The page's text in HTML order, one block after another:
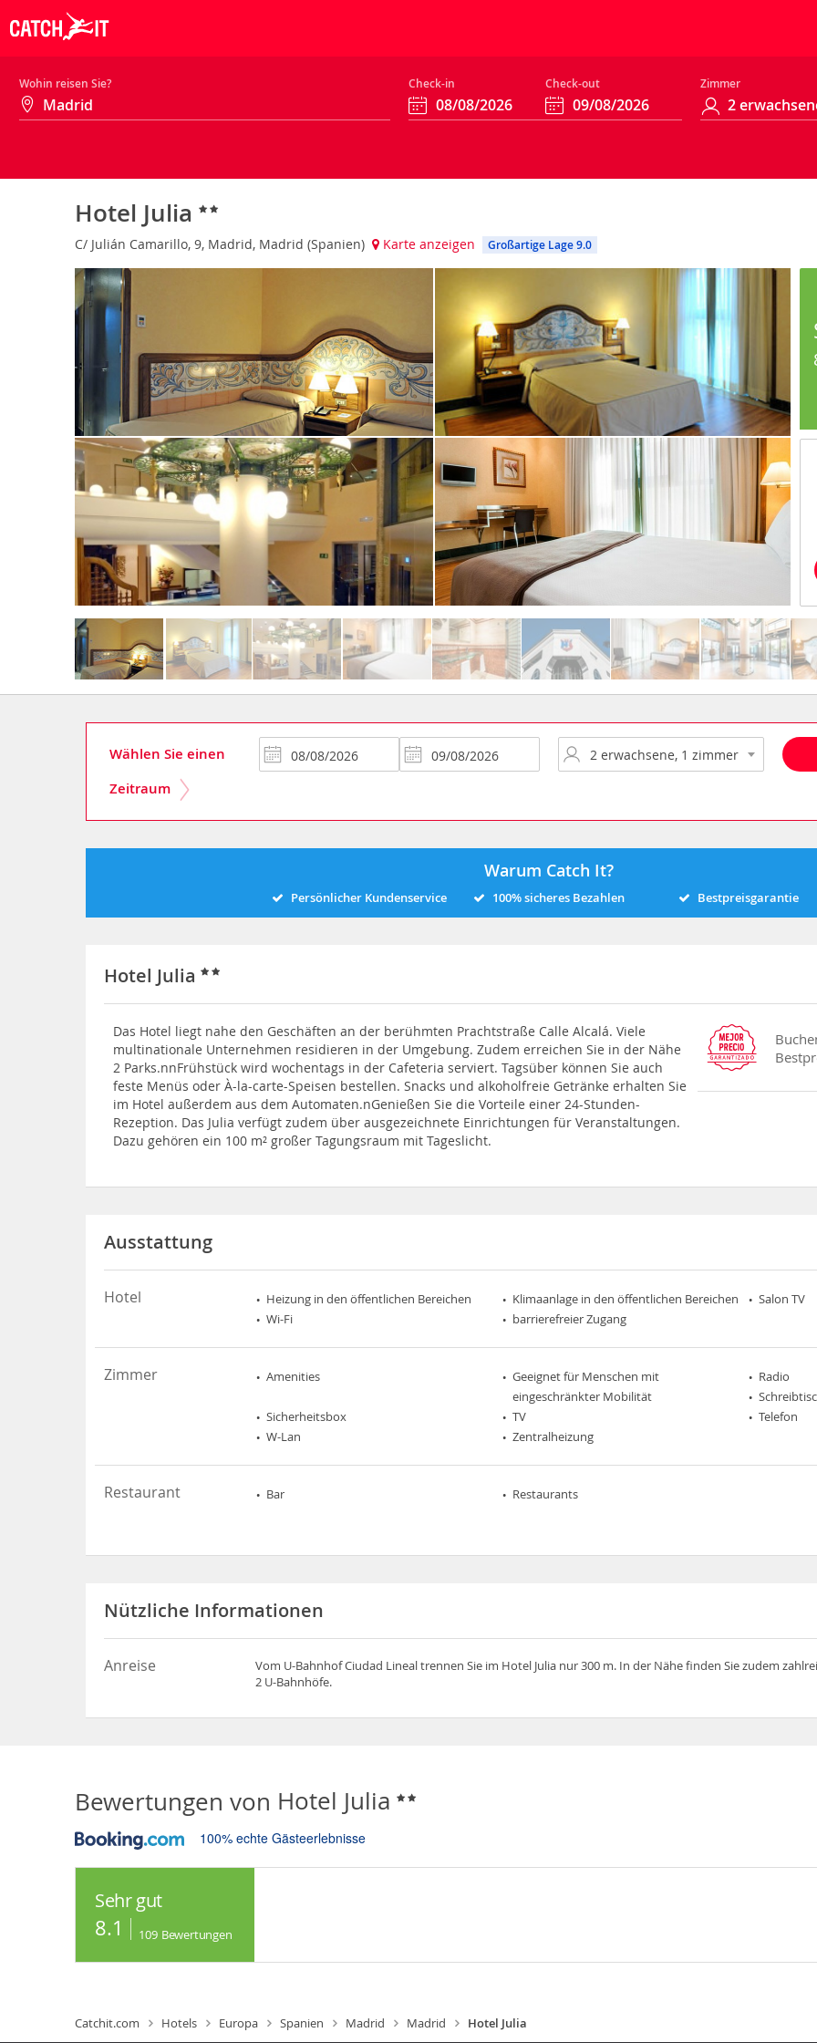
Wohin reisen Sie? Check-in Check-out Zimmer
Hotel Julia
C/ Julián Camarillo, 9, Madrid, Madrid (Spanien) Karte anzeigen Großartige Lage 9.0
Wählen Sie einen
Zeitraum
Warum Catch It?
Persönlicher Kundenservice 100% sicheres Bezahlen Bestpreisgarantie
Hotel Julia
Das Hotel liegt nahe den Geschäften an der berühmten Prachtstraße Calle Alcalá. Viele
multinationale Unternehmen residieren in der Umgebung. Zudem erreichen Sie in der Nähe
2 Parks.nnFrühstück wird wochentags in der Cafeteria serviert. Tagsüber können Sie auch
feste Menüs oder À-la-carte-Speisen bestellen. Snacks und alkoholfreie Getränke erhalten Sie
im Hotel außerdem aus dem Automaten.nGenießen Sie die Vorteile einer 24-Stunden-
Rezeption. Das Julia verfügt zudem über ausgezeichnete Einrichtungen für Veranstaltungen.
Dazu gehören ein 100 m² großer Tagungsraum mit Tageslicht.
Ausstattung
Hotel Heizung in den öffentlichen Bereichen Klimaanlage in den öffentlichen Bereichen
Salon TV
Wi-Fi
barrierefreier Zugang
Zimmer Amenities
Geeignet für Menschen mit
eingeschränkter Mobilität
Radio
Sicherheitsbox
TV
Telefon
W-Lan
Zentralheizung
Restaurant Bar Restaurants
Nützliche Informationen
Anreise
Vom U-Bahnhof Ciudad Lineal trennen Sie im Hotel Julia nur 300 m. In der Nähe finden Sie zudem
2 U-Bahnhöfe.
Bewertungen von Hotel Julia
100% echte Gästeerlebnisse
Sehr gut
8.1 109 Bewertungen
Catchit.com Hotels Europa Spanien Madrid Madrid Hotel Julia